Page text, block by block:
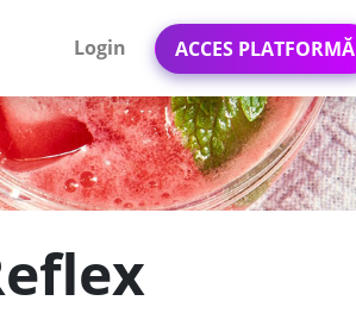
Login ACCES PLATFORMĂ